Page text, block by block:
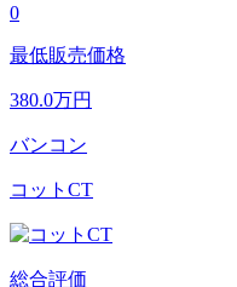
0
最低販売価格
380.0万円
バンコン
コットCT
総合評価